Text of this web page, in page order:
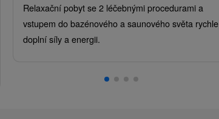
Relaxační pobyt se 2 léčebnými procedurami a
vstupem do bazénového a saunového světa rychle
doplní síly a energii.